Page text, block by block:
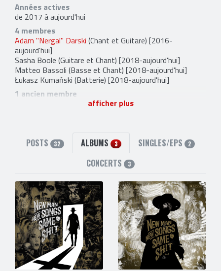
Années actives
de 2017 à aujourd'hui
4 membres
Adam "Nergal" Darski (Chant et Guitare) [2016-
aujourd'hui]
Sasha Boole (Guitare et Chant) [2018-aujourd'hui]
Matteo Bassoli (Basse et Chant) [2018-aujourd'hui]
Łukasz Kumański (Batterie) [2018-aujourd'hui]
1 ancien membre
(Guitare) [2016-2017]
afficher plus
POSTS 32 ALBUMS 3 SINGLES/EPS 2
CONCERTS 3